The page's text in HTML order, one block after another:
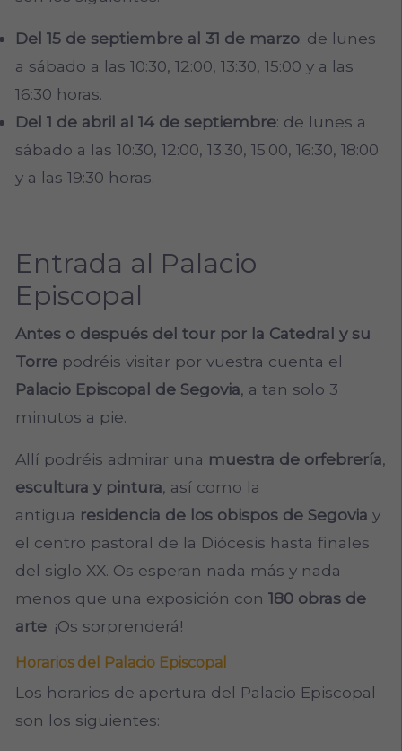
Del 15 de septiembre al 31 de marzo: de lunes
a sábado a las 10:30, 12:00, 13:30, 15:00 y a las
16:30 horas.
Del 1 de abril al 14 de septiembre: de lunes a
sábado a las 10:30, 12:00, 13:30, 15:00, 16:30, 18:00
y a las 19:30 horas.
Entrada al Palacio
Episcopal
Antes o después del tour por la Catedral y su
Torrepodréis visitar por vuestra cuenta el
Palacio Episcopal de Segovia, a tan solo 3
minutos a pie.
Allí podréis admirar una muestra de orfebrería,
escultura y pintura, así como la
antigua residencia de los obispos de Segovia y
el centro pastoral de la Diócesis hasta finales
del siglo XX. Os esperan nada más y nada
menos que una exposición con 180 obras de
arte. ¡Os sorprenderá!
Horarios del Palacio Episcopal
Los horarios de apertura del Palacio Episcopal
son los siguientes: